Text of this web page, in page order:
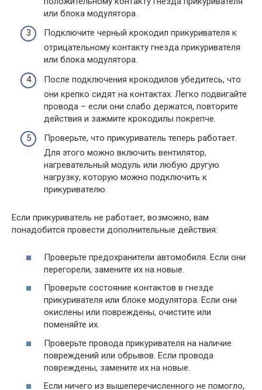
или блока модулятора.
Подключите черный крокодил прикуривателя к
отрицательному контакту гнезда прикуривателя
или блока модулятора.
После подключения крокодилов убедитесь, что
они крепко сидят на контактах. Легко подвигайте
провода – если они слабо держатся, повторите
действия и зажмите крокодилы покрепче.
Проверьте, что прикуриватель теперь работает.
Для этого можно включить вентилятор,
нагревательный модуль или любую другую
нагрузку, которую можно подключить к
прикуривателю.
Если прикуриватель не работает, возможно, вам
понадобится провести дополнительные действия:
Проверьте предохранители автомобиля. Если они
перегорели, замените их на новые.
Проверьте состояние контактов в гнезде
прикуривателя или блоке модулятора. Если они
окислены или повреждены, очистите или
поменяйте их.
Проверьте провода прикуривателя на наличие
повреждений или обрывов. Если провода
повреждены, замените их на новые.
Если ничего из вышеперечисленного не помогло,